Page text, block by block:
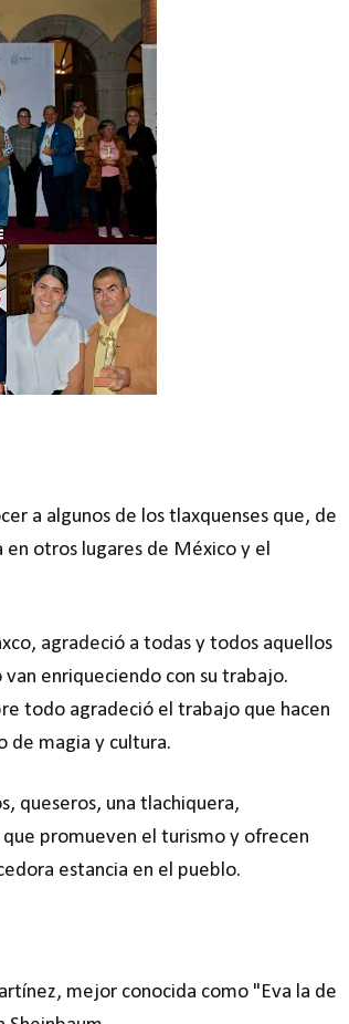
a algunos de los tlaxquenses que, de
en otros lugares de México y el
agradeció a todas y todos aquellos
enriqueciendo con su trabajo.
todo agradeció el trabajo que hacen
de magia y cultura.
queseros, una tlachiquera,
promueven el turismo y ofrecen
estancia en el pueblo.
mejor conocida como "Eva la de